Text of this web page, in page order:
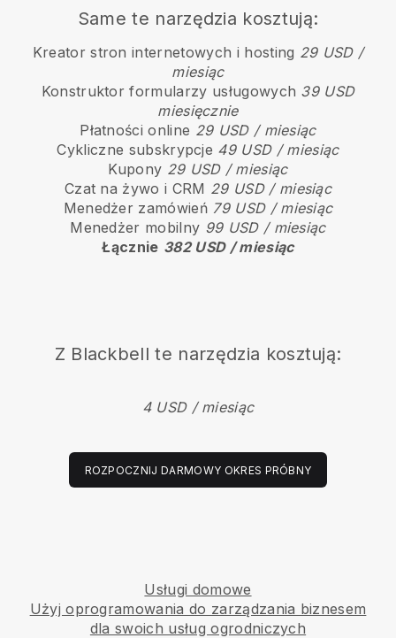
Same te narzędzia kosztują:
Kreator stron internetowych i hosting 29 USD /
miesiąc
Konstruktor formularzy usługowych 39 USD
miesięcznie
Płatności online 29 USD / miesiąc
Cykliczne subskrypcje 49 USD / miesiąc
Kupony 29 USD / miesiąc
Czat na żywo i CRM 29 USD / miesiąc
Menedżer zamówień 79 USD / miesiąc
Menedżer mobilny 99 USD / miesiąc
Łącznie 382 USD / miesiąc
Z Blackbell te narzędzia kosztują:
4 USD / miesiąc
ROZPOCZNIJ DARMOWY OKRES PRÓBNY
Usługi domowe
Użyj oprogramowania do zarządzania biznesem
dla swoich usług ogrodniczych